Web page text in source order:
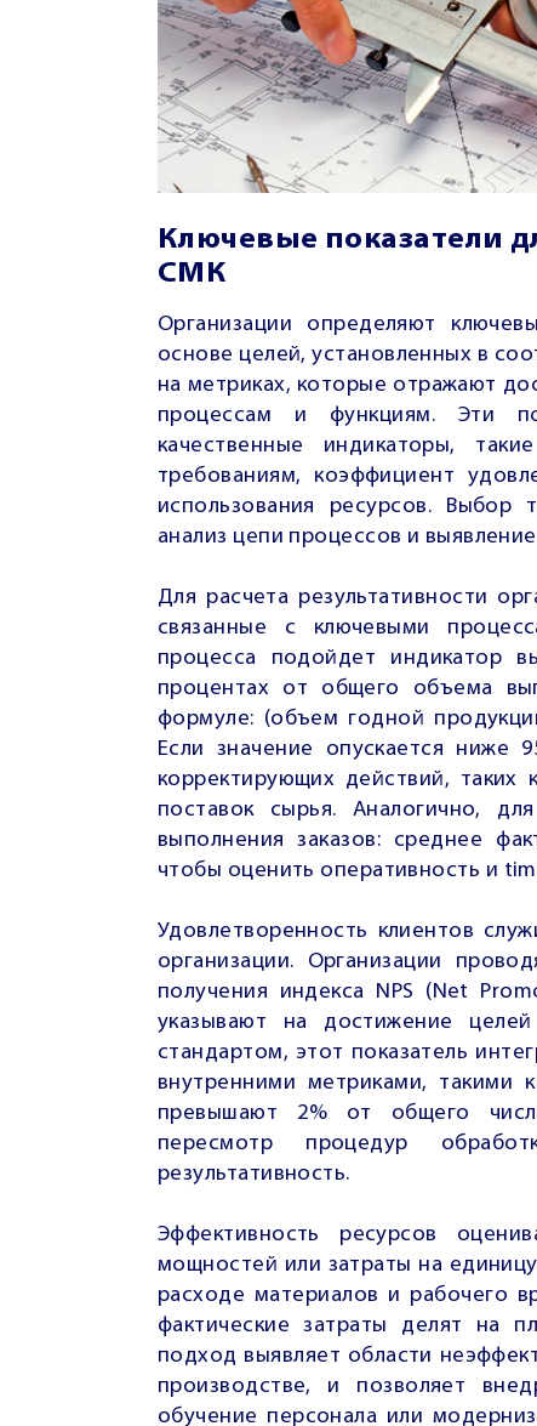
Ключевые показатели
СМК
Организации определяют
основе целей, установленных в
на метриках, которые отражают
процессам и функциям. Эти
качественные индикаторы,
требованиям, коэффициент
использования ресурсов. Выбор
анализ цепи процессов и
Для расчета результативности
связанные с ключевыми
процесса подойдет индикатор
процентах от общего объема
формуле: (объем годной
Если значение опускается ниже
корректирующих действий, таких
поставок сырья. Аналогично,
выполнения заказов: среднее
чтобы оценить оперативность и
Удовлетворенность клиентов
организации. Организации
получения индекса NPS (Net
указывают на достижение
стандартом, этот показатель
внутренними метриками, такими
превышают 2% от общего
пересмотр процедур
результативность.
Эффективность ресурсов
мощностей или затраты на
расходе материалов и рабочего
фактические затраты делят на
подход выявляет области
производстве, и позволяет
обучение персонала или